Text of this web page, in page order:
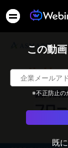
この動
※不正防止の
既